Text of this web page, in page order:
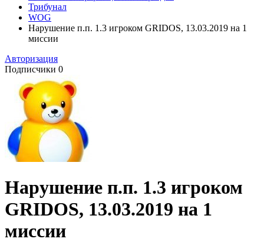
Трибунал
WOG
Нарушение п.п. 1.3 игроком GRIDOS, 13.03.2019 на 1
миссии
Авторизация
Подписчики 0
Нарушение п.п. 1.3 игроком
GRIDOS, 13.03.2019 на 1
миссии